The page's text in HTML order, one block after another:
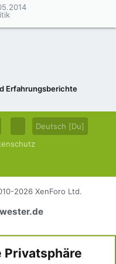
Erfahrungsberichte
Deutsch [Du]
2026 XenForo Ltd.
Privatsphäre